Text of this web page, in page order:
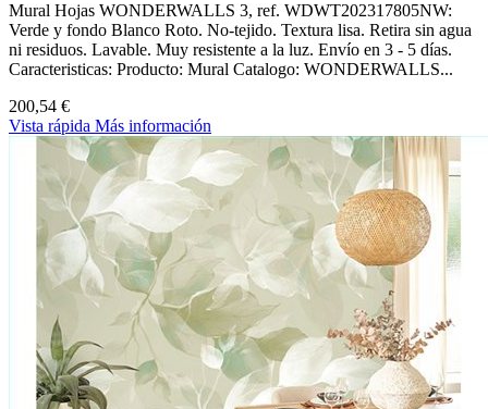
Mural Hojas WONDERWALLS 3, ref. WDWT202317805NW:
Verde y fondo Blanco Roto. No-tejido. Textura lisa. Retira sin agua
ni residuos. Lavable. Muy resistente a la luz. Envío en 3 - 5 días.
Caracteristicas: Producto: Mural Catalogo: WONDERWALLS...
200,54 €
Vista rápida Más información